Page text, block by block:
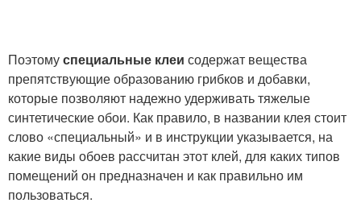
Поэтомуспециальные клеи содержат вещества
препятствующие образованию грибков и добавки,
которые позволяют надежно удерживать тяжелые
синтетические обои. Как правило, в названии клея стоит
слово «специальный» и в инструкции указывается, на
какие виды обоев рассчитан этот клей, для каких типов
помещений он предназначен и как правильно им
пользоваться.